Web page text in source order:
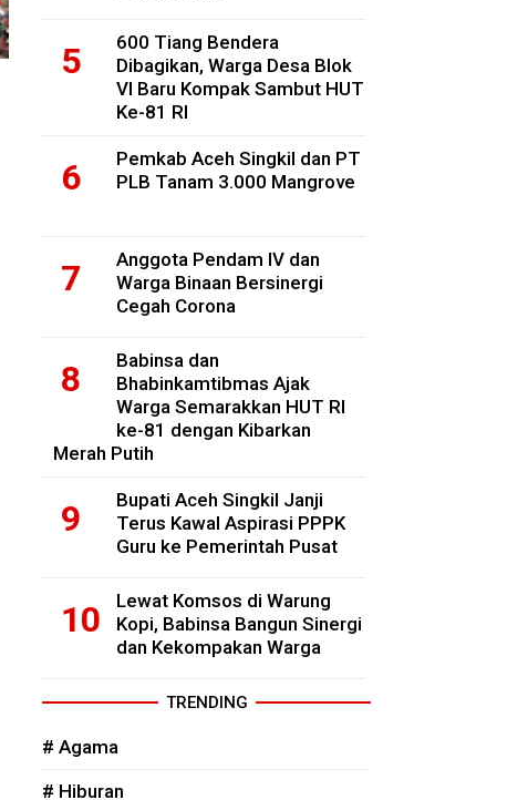
600 Tiang Bendera
Dibagikan, Warga Desa Blok
VI Baru Kompak Sambut HUT
Ke-81 RI
Pemkab Aceh Singkil dan PT
PLB Tanam 3.000 Mangrove
Anggota Pendam IV dan
Warga Binaan Bersinergi
Cegah Corona
Babinsa dan
Bhabinkamtibmas Ajak
Warga Semarakkan HUT RI
ke-81 dengan Kibarkan
Merah Putih
Bupati Aceh Singkil Janji
Terus Kawal Aspirasi PPPK
Guru ke Pemerintah Pusat
Lewat Komsos di Warung
Kopi, Babinsa Bangun Sinergi
dan Kekompakan Warga
TRENDING
# Agama
# Hiburan